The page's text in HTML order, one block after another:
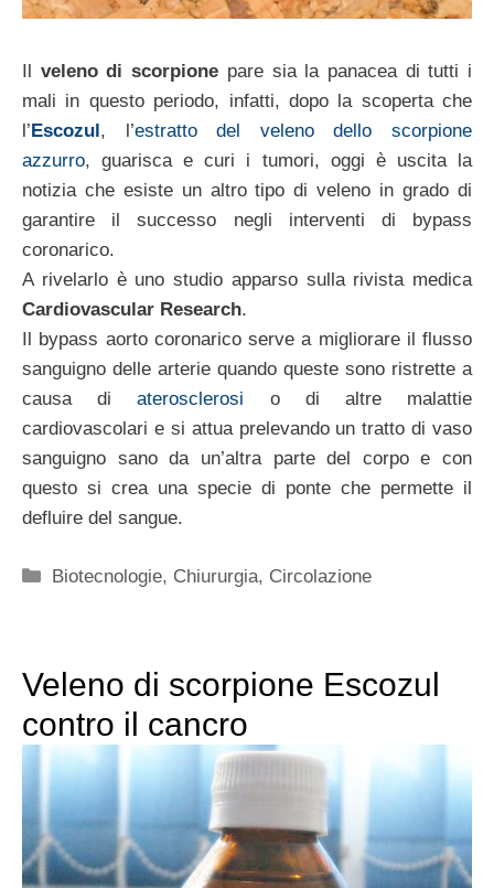
Il veleno di scorpione pare sia la panacea di tutti i
mali in questo periodo, infatti, dopo la scoperta che
l’Escozul, l’estratto del veleno dello scorpione
azzurro, guarisca e curi i tumori, oggi è uscita la
notizia che esiste un altro tipo di veleno in grado di
garantire il successo negli interventi di bypass
coronarico.
A rivelarlo è uno studio apparso sulla rivista medica
Cardiovascular Research.
Il bypass aorto coronarico serve a migliorare il flusso
sanguigno delle arterie quando queste sono ristrette a
causa diaterosclerosi o di altre malattie
cardiovascolari e si attua prelevando un tratto di vaso
sanguigno sano da un’altra parte del corpo e con
questo si crea una specie di ponte che permette il
defluire del sangue.
Categorie
Biotecnologie, Chiururgia, Circolazione
Veleno di scorpione Escozul
contro il cancro